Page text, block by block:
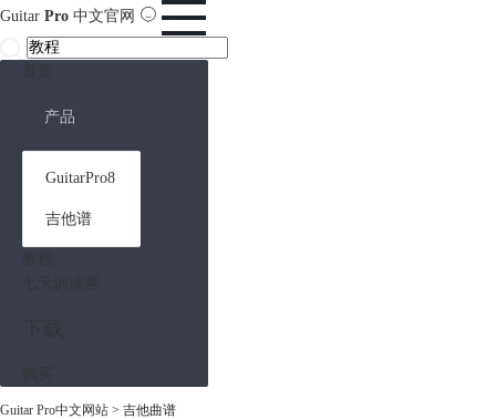
Guitar Pro 中文官网
产品
GuitarPro8
吉他谱
Guitar Pro中文网站 > 吉他曲谱